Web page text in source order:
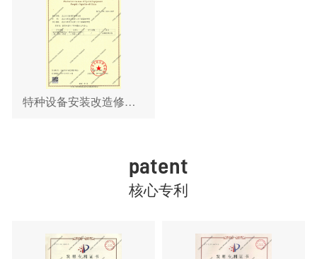
特种设备安装改造修理许可证
patent
核心专利